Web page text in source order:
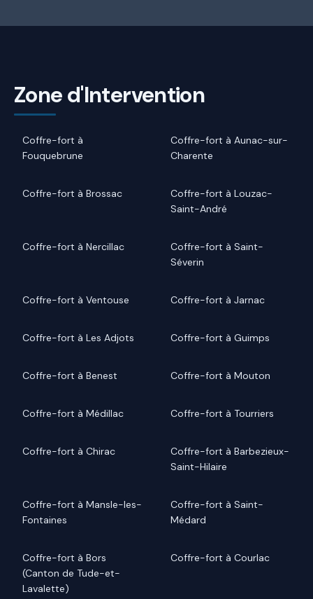
Zone d'Intervention
Coffre-fort à
Fouquebrune
Coffre-fort à Aunac-sur-
Charente
Coffre-fort à Brossac
Coffre-fort à Louzac-
Saint-André
Coffre-fort à Nercillac
Coffre-fort à Saint-
Séverin
Coffre-fort à Ventouse Coffre-fort à Jarnac
Coffre-fort à Les Adjots Coffre-fort à Guimps
Coffre-fort à Benest Coffre-fort à Mouton
Coffre-fort à Médillac Coffre-fort à Tourriers
Coffre-fort à Chirac
Coffre-fort à Barbezieux-
Saint-Hilaire
Coffre-fort à Mansle-les-
Fontaines
Coffre-fort à Saint-
Médard
Coffre-fort à Bors
(Canton de Tude-et-
Lavalette)
Coffre-fort à Courlac